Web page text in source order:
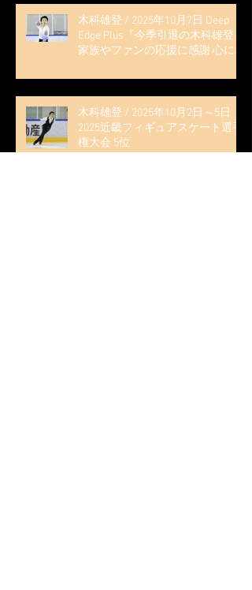
木科雄登 / 2025年10月7日 Deep
Edge Plus『今季引退の木科雄登、
家族やファンの応援に感謝 心に響
見に来て」』
木科雄登 / 2025年10月2日～5日
2025近畿フィギュアスケート選手
権大会 5位